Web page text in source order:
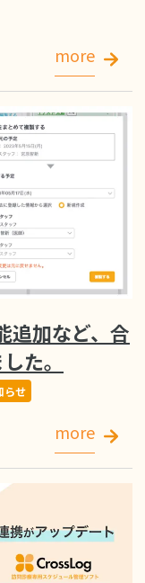
more
追加など、合
た。
らせ
more